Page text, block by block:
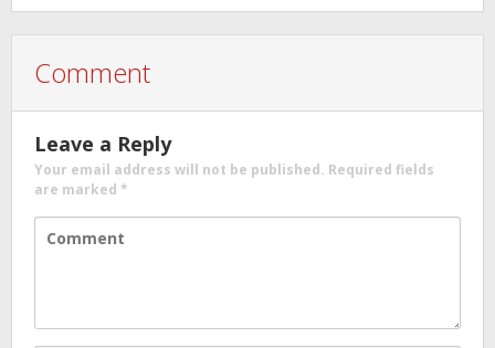
Comment
Leave a Reply
Your email address will not be published. Required fields
are marked *